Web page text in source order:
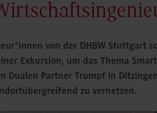
von der DHBW Stuttgart
Exkursion, um das Thema
Dualen Partner Trumpf in
zu vernetzen.